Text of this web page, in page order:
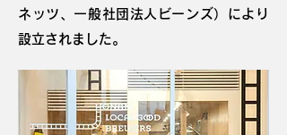
ネッツ、一般社団法人ビーンズ）により
設立されました。